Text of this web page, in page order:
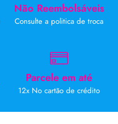
Não Reembolsáveis
Consulte a politica de troca
Parcele em até
12x No cartão de crédito